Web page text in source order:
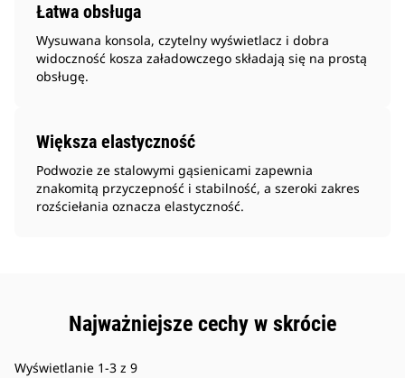
Łatwa obsługa
Wysuwana konsola, czytelny wyświetlacz i dobra
widoczność kosza załadowczego składają się na prostą
obsługę.
Większa elastyczność
Podwozie ze stalowymi gąsienicami zapewnia
znakomitą przyczepność i stabilność, a szeroki zakres
rozściełania oznacza elastyczność.
Najważniejsze cechy w skrócie
Wyświetlanie 1-3 z 9